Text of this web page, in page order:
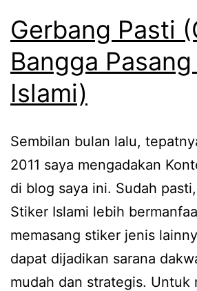
Gerbang Pasti
Bangga
Islami)
Sembilan bulan lalu,
2011 saya mengadakan
di blog saya ini. Sudah
Stiker Islami lebih
memasang stiker jenis
dapat dijadikan sarana
mudah dan strategis. Untuk